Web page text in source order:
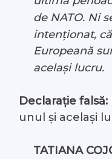
de NATO. Ni
intenționat,
Europeană
același lucru.
Declarație falsă:
unul și același
TATIANA